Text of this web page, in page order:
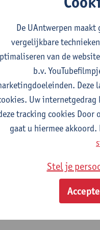
in
geneeskunde:
in anesthesie-
geneeskunde:
geneeskunde:
De UAntwerpen maakt
vergelijkbare
van de
b.v.
Deze
Uw
tracking cookies
gaat u hiermee akkoord.
Stel je